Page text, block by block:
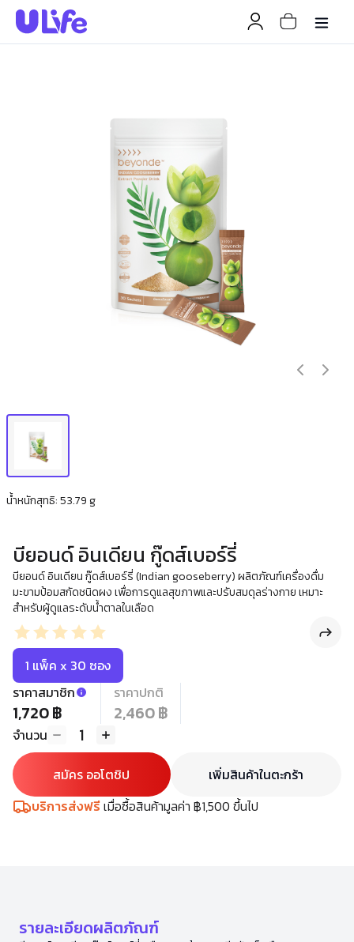
น้ำหนักสุทธิ: 53.79 g
บียอนด์ อินเดียน กู๊ดส์เบอร์รี่
บียอนด์ อินเดียน กู๊ดส์เบอร์รี่ (Indian gooseberry) ผลิตภัณฑ์เครื่องดื่ม
มะขามป้อมสกัดชนิดผง เพื่อการดูแลสุขภาพและปรับสมดุลร่างกาย เหมาะ
สำหรับผู้ดูแลระดับน้ำตาลในเลือด
1 แพ็ค x 30 ซอง
ราคาสมาชิก
1,720 ฿
ราคาปกติ
2,460 ฿
จำนวน 1
สมัคร ออโตชิป
เพิ่มสินค้าในตะกร้า
บริการส่งฟรีเมื่อซื้อสินค้ามูลค่า ฿1,500 ขึ้นไป
รายละเอียดผลิตภัณฑ์